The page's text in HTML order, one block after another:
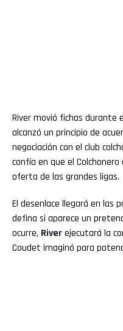
River movió fichas durante
alcanzó un principio de
negociación con el club
confía en que el
oferta de las grandes ligas.
El desenlace llegará en las
defina si aparece un
ocurre, Riverejecutará la
Coudet imaginó para